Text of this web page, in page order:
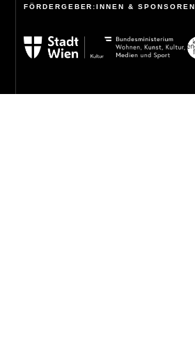
FÖRDERGEBER:INNEN & SPONSOREN